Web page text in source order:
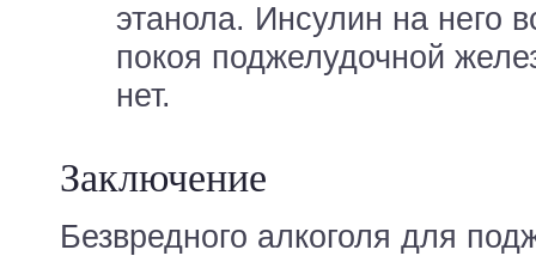
этанола. Инсулин на него
покоя поджелудочной
нет.
Заключение
Безвредного алкоголя для